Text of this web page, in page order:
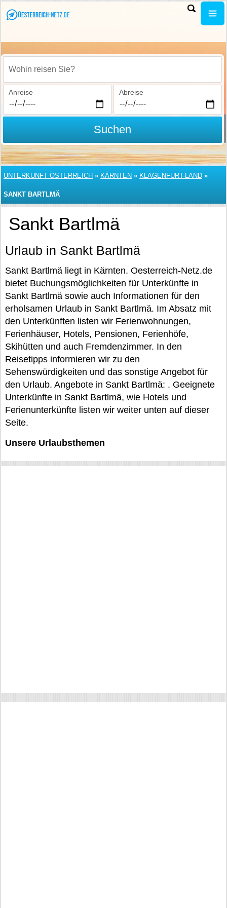
Wohin reisen Sie?
Anreise Abreise
Suchen
UNTERKUNFT ÖSTERREICH » KÄRNTEN » KLAGENFURT-LAND »
SANKT BARTLMÄ
Sankt Bartlmä
Urlaub in Sankt Bartlmä
Sankt Bartlmä liegt in Kärnten. Oesterreich-Netz.de
bietet Buchungsmöglichkeiten für Unterkünfte in
Sankt Bartlmä sowie auch Informationen für den
erholsamen Urlaub in Sankt Bartlmä. Im Absatz mit
den Unterkünften listen wir Ferienwohnungen,
Ferienhäuser, Hotels, Pensionen, Ferienhöfe,
Skihütten und auch Fremdenzimmer. In den
Reisetipps informieren wir zu den
Sehenswürdigkeiten und das sonstige Angebot für
den Urlaub. Angebote in Sankt Bartlmä: . Geeignete
Unterkünfte in Sankt Bartlmä, wie Hotels und
Ferienunterkünfte listen wir weiter unten auf dieser
Seite.
Unsere Urlaubsthemen